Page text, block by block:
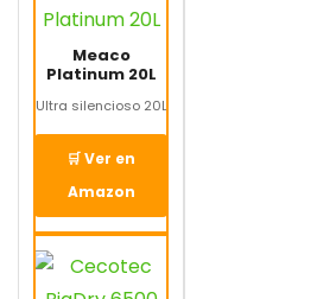
Meaco
Platinum 20L
Ultra silencioso 20L
🛒 Ver en
Amazon